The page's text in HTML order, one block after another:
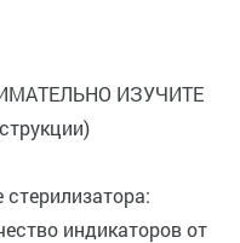
ИЗУЧИТЕ
индикаторов от